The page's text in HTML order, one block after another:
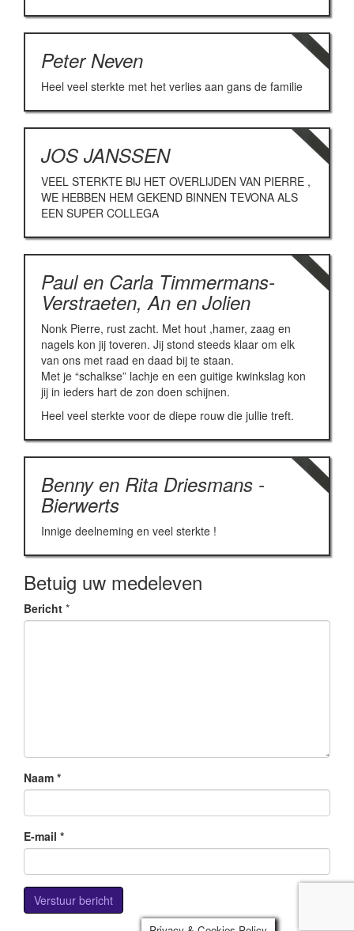
Peter Neven
Heel veel sterkte met het verlies aan gans de familie
JOS JANSSEN
VEEL STERKTE BIJ HET OVERLIJDEN VAN PIERRE ,
WE HEBBEN HEM GEKEND BINNEN TEVONA ALS
EEN SUPER COLLEGA
Paul en Carla Timmermans-
Verstraeten, An en Jolien
Nonk Pierre, rust zacht. Met hout ,hamer, zaag en
nagels kon jij toveren. Jij stond steeds klaar om elk
van ons met raad en daad bij te staan.
Met je “schalkse” lachje en een guitige kwinkslag kon
jij in ieders hart de zon doen schijnen.
Heel veel sterkte voor de diepe rouw die jullie treft.
Benny en Rita Driesmans -
Bierwerts
Innige deelneming en veel sterkte !
Betuig uw medeleven
Bericht *
Naam *
E-mail *